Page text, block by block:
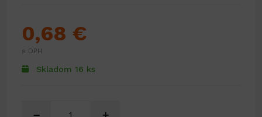
Skladom 16 ks
0,68 €
s DPH